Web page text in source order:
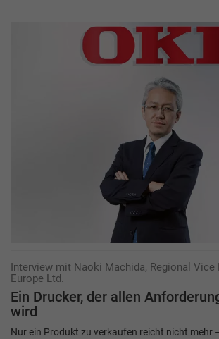
Interview mit Naoki Machida, Regional Vice
Europe Ltd.
Ein Drucker, der allen
wird
Nur ein Produkt zu verkaufen reicht nicht mehr